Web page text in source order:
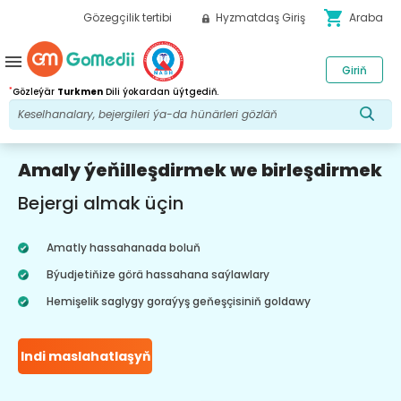
Gözegçilik tertibi Hyzmatdaş Giriş shopping_cart Araba
*Gözleýär Turkmen Dili ýokardan üýtgediň.
Giriň
menu
Amaly ýeňilleşdirmek we birleşdirmek
Bejergi almak üçin
Amatly hassahanada boluň
Býudjetiňize görä hassahana saýlawlary
Hemişelik saglygy goraýyş geňeşçisiniň goldawy
Indi maslahatlaşyň